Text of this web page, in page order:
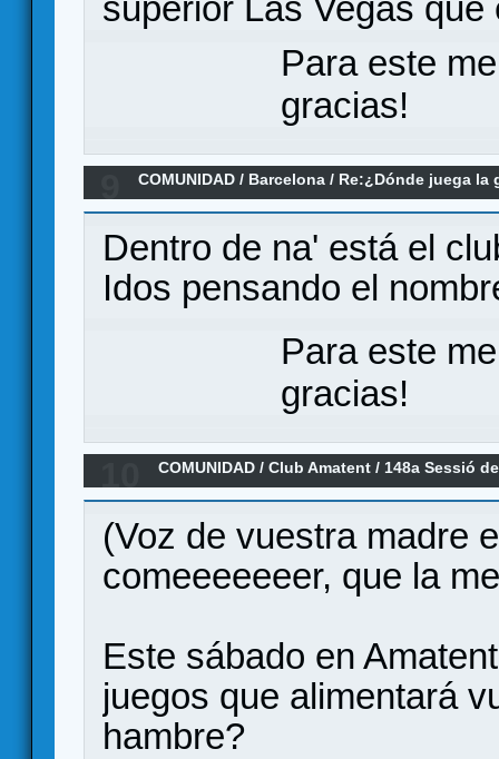
Para este
gracias!
COMUNIDAD / Barcelona / Re:¿Dónde juega la
Dentro de na' está el
Idos pensando el
Para este
gracias!
COMUNIDAD /Club Amatent /148a Sessió
(Voz de vuestra madre
comeeeeeeer, que la
Este sábado en
juegos que alimentará
hambre?